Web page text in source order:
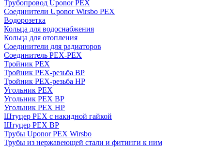
Трубопровод Uponor PEX
Соединители Uponor Wirsbo PEX
Водорозетка
Кольца для водоснабжения
Кольца для отопления
Соединители для радиаторов
Соединитель PEX-PEX
Тройник PEX
Тройник PEX-резьба ВР
Тройник PEX-резьба НР
Угольник PEX
Угольник PEX ВР
Угольник PEX НР
Штуцер PEX c накидной гайкой
Штуцер PEX ВР
Трубы Uponor PEX Wirsbo
Трубы из нержавеющей стали и фитинги к ним